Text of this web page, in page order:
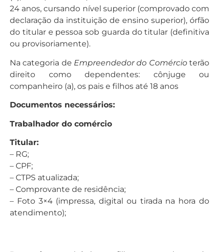
24 anos, cursando nível superior (comprovado com
declaração da instituição de ensino superior), órfão
do titular e pessoa sob guarda do titular (definitiva
ou provisoriamente).
Na categoria de Empreendedor do Comércioterão
direito como dependentes: cônjuge ou
companheiro (a), os pais e filhos até 18 anos
Documentos necessários:
Trabalhador do comércio
Titular:
– RG;
– CPF;
– CTPS atualizada;
– Comprovante de residência;
– Foto 3×4 (impressa, digital ou tirada na hora do
atendimento);